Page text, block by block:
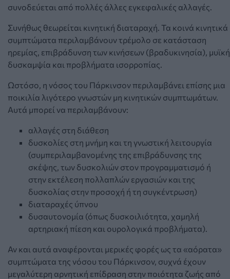
συνοδεύεται από πολλές άλλες εγκεφαλικές αλλαγές.
Συνήθως θεωρείται κινητική διαταραχή. Τα κοινά κινητικά
συμπτώματα περιλαμβάνουν τρέμολο σε κατάσταση
ηρεμίας, επιβράδυνση των κινήσεων (βραδυκινησία), μυϊκή
δυσκαμψία και προβλήματα ισορροπίας.
Ωστόσο, η νόσος του Πάρκινσον περιλαμβάνει επίσης μια
ποικιλία λιγότερο γνωστών μη κινητικών συμπτωμάτων.
Αυτά μπορεί να περιλαμβάνουν:
αλλαγές στη διάθεση
δυσκολίες στη μνήμη και τη γνωστική λειτουργία
(συμπεριλαμβανομένης της επιβράδυνσης της
σκέψης, των δυσκολιών στον προγραμματισμό ή
στην εκτέλεση πολλαπλών εργασιών και της
δυσκολίας στην προσοχή ή τη συγκέντρωση)
διαταραχές ύπνου
δυσαυτονομία (όπως δυσκοιλιότητα, χαμηλή
αρτηριακή πίεση και ουρολογικά προβλήματα).
Αν και αυτά αναφέρονται μερικές φορές ως τα «αόρατα»
συμπτώματα της νόσου του Πάρκινσον, συχνά έχουν
μεγαλύτερη αρνητική επίδραση στην ποιότητα ζωής από